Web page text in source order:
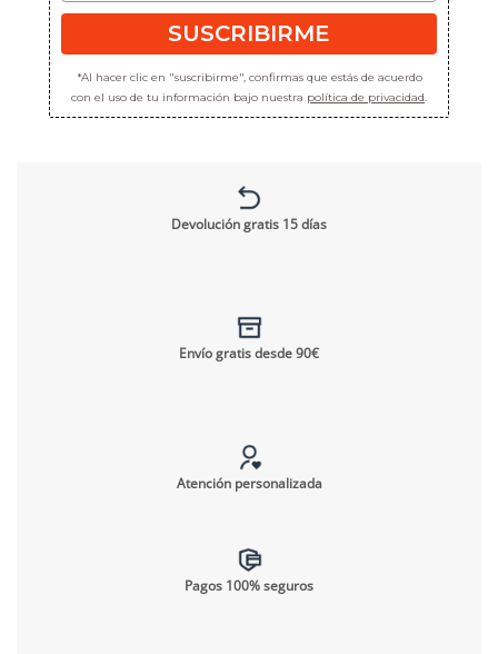
SUSCRIBIRME
*Al hacer clic en "suscribirme", confirmas que estás de acuerdo
con el uso de tu información bajo nuestra política de privacidad.
Devolución gratis 15 días
Envío gratis desde 90€
Atención personalizada
Pagos 100% seguros